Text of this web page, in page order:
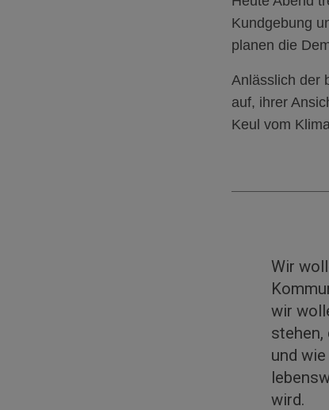
Kundgebung
planen die
Anlässlich der
auf, ihrer
Keul vom
Wir
wir
stehen,
und
wird.